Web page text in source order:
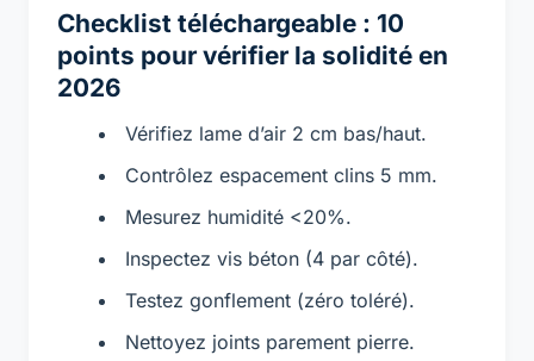
Checklist téléchargeable : 10
points pour vérifier la solidité en
2026
Vérifiez lame d’air 2 cm bas/haut.
Contrôlez espacement clins 5 mm.
Mesurez humidité <20%.
Inspectez vis béton (4 par côté).
Testez gonflement (zéro toléré).
Nettoyez joints parement pierre.